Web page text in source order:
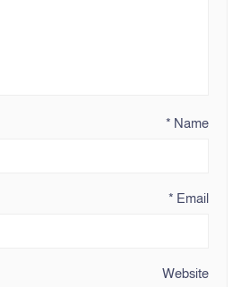
Name
*
Email
*
Website